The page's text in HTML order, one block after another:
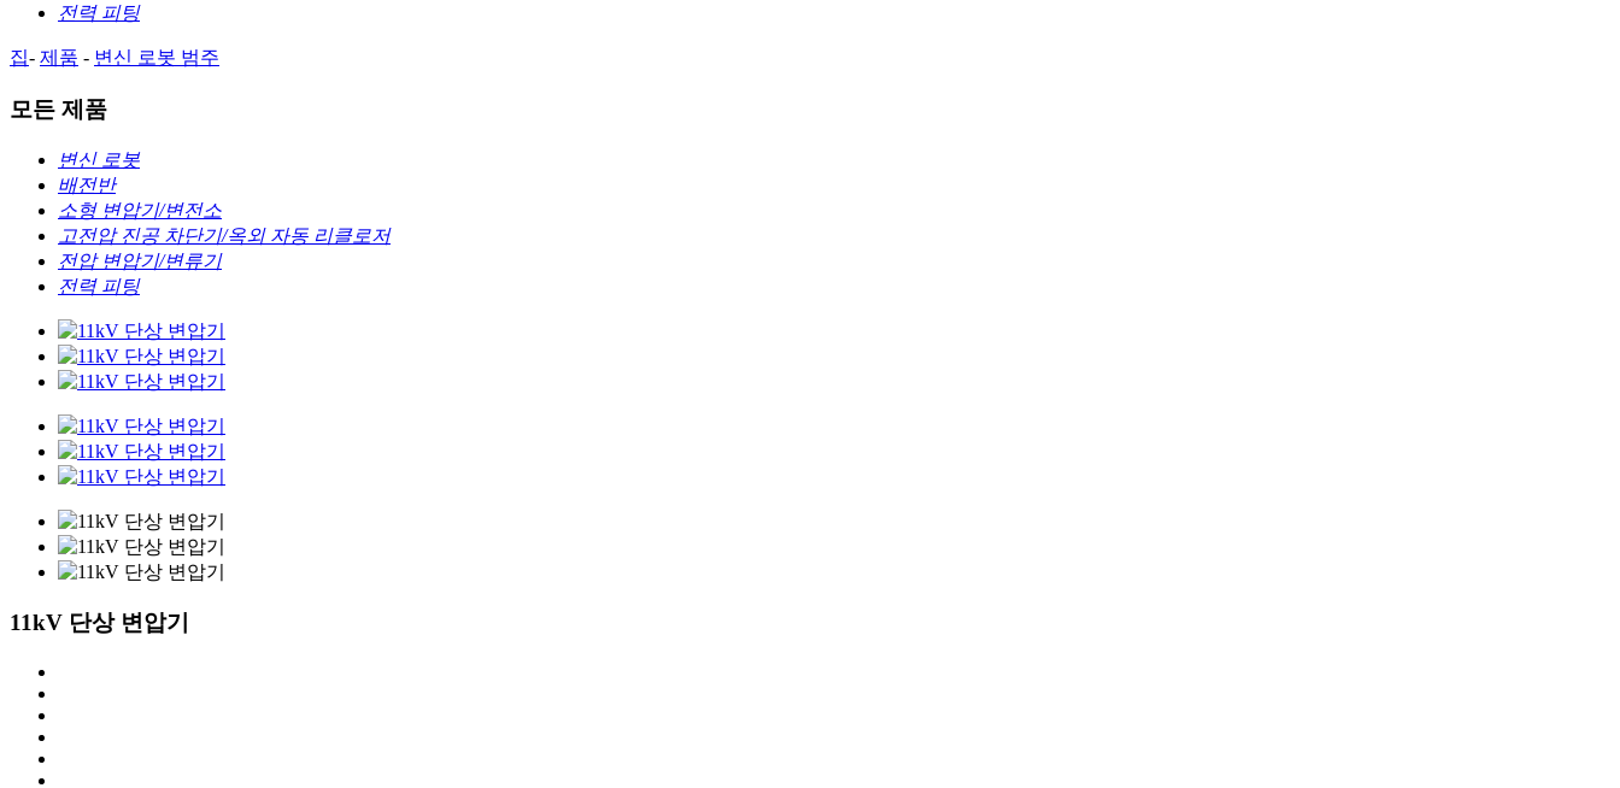
전력 피팅
집- 제품 - 변신 로봇 범주
모든 제품
변신 로봇
배전반
소형 변압기/변전소
고전압 진공 차단기/옥외 자동 리클로저
전압 변압기/변류기
전력 피팅
11kV 단상 변압기